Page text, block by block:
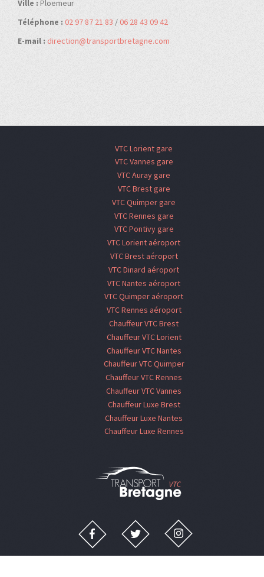
Ville : Ploemeur
Téléphone : 02 97 87 21 83 / 06 28 43 09 42
E-mail : direction@transportbretagne.com
VTC Lorient gare
VTC Vannes gare
VTC Auray gare
VTC Brest gare
VTC Quimper gare
VTC Rennes gare
VTC Pontivy gare
VTC Lorient aéroport
VTC Brest aéroport
VTC Dinard aéroport
VTC Nantes aéroport
VTC Quimper aéroport
VTC Rennes aéroport
Chauffeur VTC Brest
Chauffeur VTC Lorient
Chauffeur VTC Nantes
Chauffeur VTC Quimper
Chauffeur VTC Rennes
Chauffeur VTC Vannes
Chauffeur Luxe Brest
Chauffeur Luxe Nantes
Chauffeur Luxe Rennes